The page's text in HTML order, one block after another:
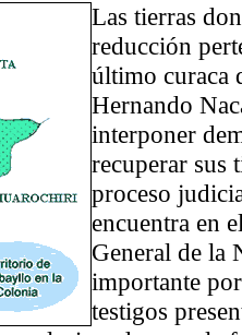
Las tierras
reducción
último curaca
Hernando
interponer
recuperar sus
proceso
encuentra en
General de la
importante
testigos